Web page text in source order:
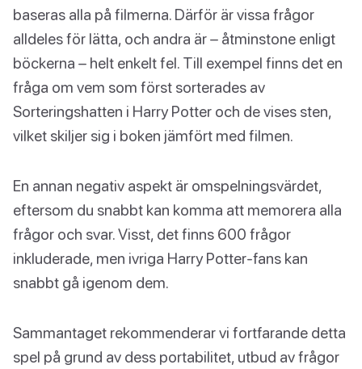
baseras alla på filmerna. Därför är vissa frågor
alldeles för lätta, och andra är – åtminstone enligt
böckerna – helt enkelt fel. Till exempel finns det en
fråga om vem som först sorterades av
Sorteringshatten i Harry Potter och de vises sten,
vilket skiljer sig i boken jämfört med filmen.
En annan negativ aspekt är omspelningsvärdet,
eftersom du snabbt kan komma att memorera alla
frågor och svar. Visst, det finns 600 frågor
inkluderade, men ivriga Harry Potter-fans kan
snabbt gå igenom dem.
Sammantaget rekommenderar vi fortfarande detta
spel på grund av dess portabilitet, utbud av frågor